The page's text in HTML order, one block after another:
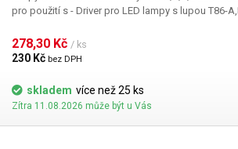
pro použití s - Driver pro LED lampy s lupou T86-A,B,C,E
výměnou starého předřadníku pro fluorescenční
LED osvětlení a výměnou zářivky za tento kruhový
278,30 Kč / ks
230 Kč bez DPH
skladem více než 25 ks
Zítra 11.08.2026 může být u Vás